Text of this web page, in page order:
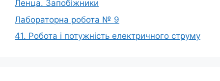
Ленца. Запобіжники
Лабораторна робота № 9
41. Робота і потужність електричного струму